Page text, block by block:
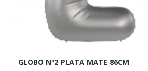
GLOBO Nº2 PLATA MATE 86CM